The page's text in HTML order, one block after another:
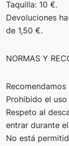
Taquilla: 10 €.
Devoluciones
de 1,50 €.
NORMAS Y
Prohibido el
Respeto al
entrar durante
No está